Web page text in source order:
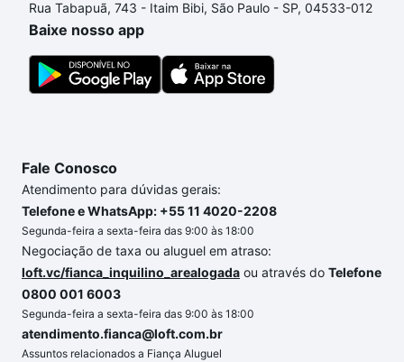
conforto. Loft, com você até as chaves.
Rua Tabapuã, 743 - Itaim Bibi, São Paulo - SP, 04533-012
Baixe nosso app
Fale Conosco
Atendimento para dúvidas gerais:
Telefone e WhatsApp: +55 11 4020-2208
Segunda-feira a sexta-feira das 9:00 às 18:00
Negociação de taxa ou aluguel em atraso:
loft.vc/fianca_inquilino_arealogada ou através do Telefone
0800 001 6003
Segunda-feira a sexta-feira das 9:00 às 18:00
atendimento.fianca@loft.com.br
Assuntos relacionados a Fiança Aluguel